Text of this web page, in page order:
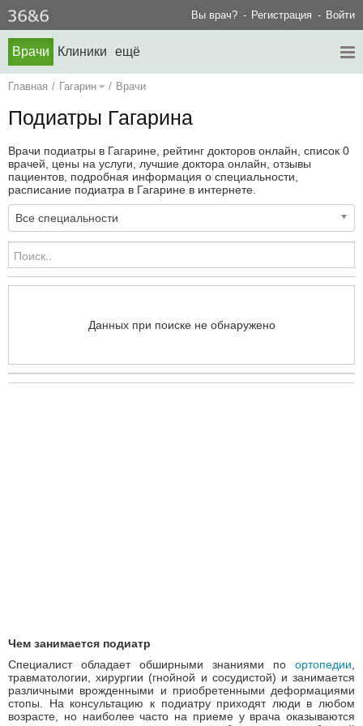
Вы врач? Регистрация Войти
Врачи Клиники ещё
Главная / Гагарин / Врачи
Подиатры Гагарина
Врачи подиатры в Гагарине, рейтинг докторов онлайн, список 0
врачей, цены на услуги, лучшие доктора онлайн, отзывы
пациентов, подробная информация о специальности,
расписание подиатра в Гагарине в интернете.
Все специальности
Данных при поиске не обнаружено
Чем занимается подиатр
Специалист обладает обширными знаниями по ортопедии
травматологии, хирургии (гнойной и сосудистой) и занимается
различными врожденными и приобретенными деформациями
стопы. На консультацию к подиатру приходят люди в любом
возрасте, но наиболее часто на приеме у врача оказываются